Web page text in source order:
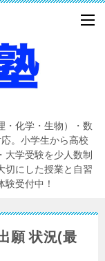
・化学・生物）・数
。小学生から高校
大学受験を少人数制
切にした授業と自習
受付中！
願 状況(最